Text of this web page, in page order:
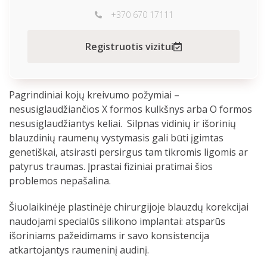
Pagrindiniai kojų kreivumo požymiai –
nesusiglaudžiančios X formos kulkšnys arba O formos
nesusiglaudžiantys keliai. Silpnas vidinių ir išorinių
blauzdinių raumenų vystymasis gali būti įgimtas
genetiškai, atsirasti persirgus tam tikromis ligomis ar
patyrus traumas. Įprastai fiziniai pratimai šios
problemos nepašalina.
Šiuolaikinėje plastinėje chirurgijoje blauzdų korekcijai
naudojami specialūs silikono implantai: atsparūs
išoriniams pažeidimams ir savo konsistencija
atkartojantys raumeninį audinį.
+370 670 17111
Registruotis vizitui